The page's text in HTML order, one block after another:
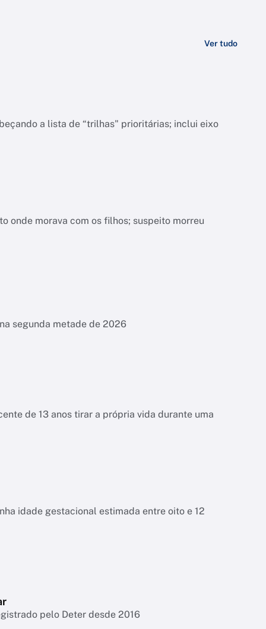
Ver tudo
a lista de “trilhas" prioritárias; inclui eixo
onde morava com os filhos; suspeito morreu
segunda metade de 2026
de 13 anos tirar a própria vida durante uma
idade gestacional estimada entre oito e 12
pelo Deter desde 2016